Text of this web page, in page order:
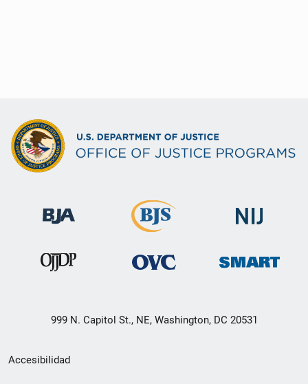
999 N. Capitol St., NE, Washington, DC 20531
Menú
Accesibilidad